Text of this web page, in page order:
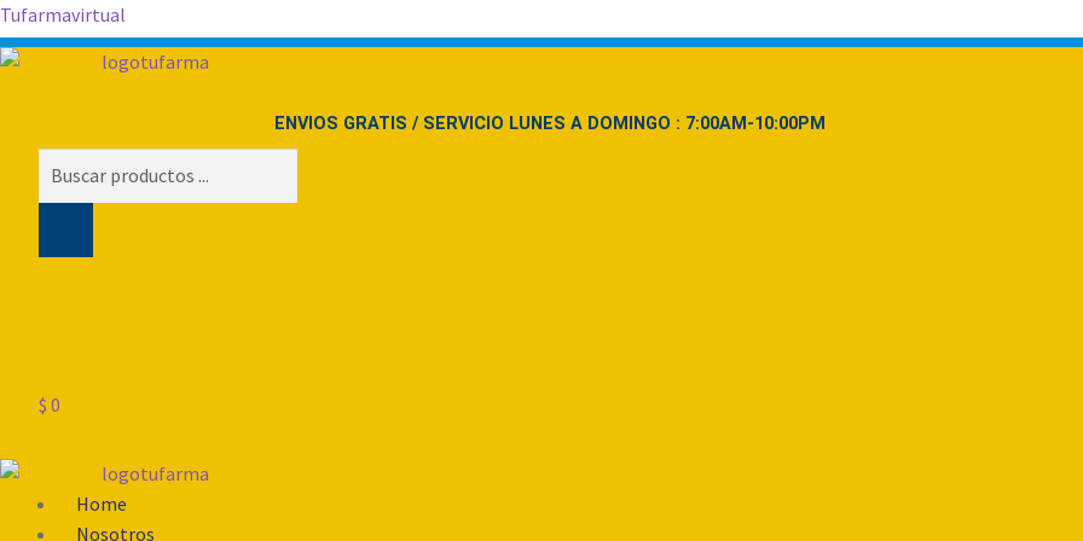
Tufarmavirtual
ENVIOS GRATIS / SERVICIO LUNES A DOMINGO : 7:00AM-10:00PM
$ 0
Menú
Home
Nosotros